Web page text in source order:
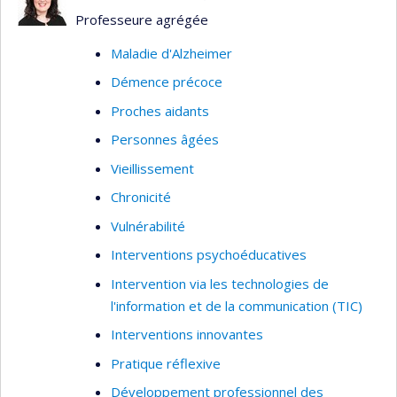
des professionnels de la santé.
Professeure agrégée
Maladie d'Alzheimer
Démence précoce
Proches aidants
Personnes âgées
Vieillissement
Chronicité
Vulnérabilité
Interventions psychoéducatives
Intervention via les technologies de
l'information et de la communication (TIC)
Interventions innovantes
Pratique réflexive
Développement professionnel des